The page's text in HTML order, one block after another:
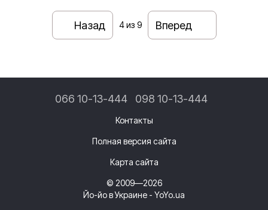
Назад 4из 9 Вперед
066 10-13-444 098 10-13-444
Контакты
Полная версия сайта
Карта сайта
© 2009—2026
Йо-йо в Украине - YoYo.ua